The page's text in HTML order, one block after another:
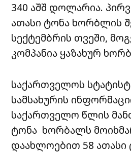
340 აშშ დოლარია.
ათასი ტონა ხორბლის
სექტემბრის თვეში,
კომპანია ყაზახურ
საქართველოს
სამსახურის
საქართველო წლის
ტონა ხორბალს
დაახლოებით 58 ათასი